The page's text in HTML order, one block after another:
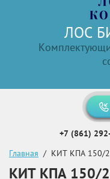
ЛОС
+7 (861)
Главная
/  КИТ КПА 150/
КИТ КПА 150/